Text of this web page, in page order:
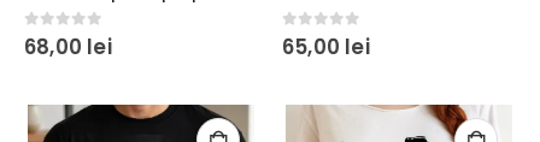
0out of 5
68,00 lei 0 out of 5
65,00 lei